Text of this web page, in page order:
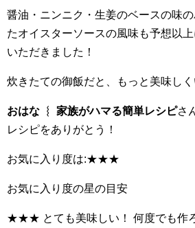
醤油・ニンニク・生姜のベースの味
たオイスターソースの風味も予想以
いただきました！
炊きたての御飯だと、もっと美味しく
おはな ︴ 家族がハマる簡単レシピさ
レシピをありがとう！
お気に入り度は:★★★
お気に入り度の星の目安
★★★ とても美味しい！ 何度でも作